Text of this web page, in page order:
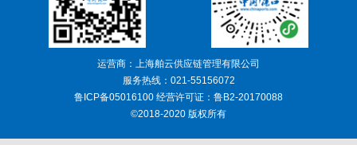
运营商：上海舶云供应链管理有限公司
服务热线：021-55156072
鲁ICP备05016100 经营许可证：鲁B2-20170088
©2018-2020 版权所有